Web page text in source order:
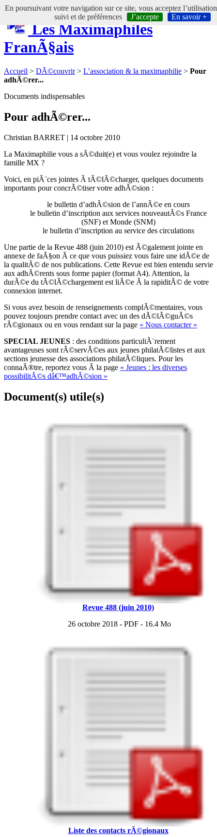
En poursuivant votre navigation sur ce site, vous acceptez
suivi et de préférences
J’accepte En savoir +
Les Maximaphiles
FranÃ§ais
Accueil > DÃ©couvrir> L’association & la maximaphilie > Pour
adhÃ©rer...
Documents indispensables
Pour adhÃ©rer...
Christian BARRET | 14 octobre 2010
La Maximaphilie vous a sÃ©duit(e) et vous voulez rejoindre la
famille MX ?
Voici, en piÃ¨ces jointes Ã tÃ©lÃ©charger, quelques documents
importants pour concrÃ©tiser votre adhÃ©sion :
le bulletin d’adhÃ©sion de l’annÃ©e en cours
le bulletin d’inscription aux services nouveautÃ©s France
(SNF) et Monde (SNM)
le bulletin d’inscription au service des circulations
Une partie de la Revue 488 (juin 2010) est Ã©galement jointe en
annexe de faÃ§on Ã ce que vous puissiez vous faire une idÃ©e de
la qualitÃ© de nos publications. Cette Revue est bien entendu servie
aux adhÃ©rents sous forme papier (format A4). Attention, la
durÃ©e du tÃ©lÃ©chargement est liÃ©e Ã la rapiditÃ© de votre
connexion internet.
Si vous avez besoin de renseignements complÃ©mentaires, vous
pouvez toujours prendre contact avec un des dÃ©lÃ©guÃ©s
rÃ©gionaux ou en vous rendant sur la page « Nous contacter »
SPECIAL JEUNES : des conditions particuliÃ¨rement
avantageuses sont rÃ©servÃ©es aux jeunes philatÃ©listes et aux
sections jeunesse des associations philatÃ©liques. Pour les
connaÃ®tre, reportez vous Ã la page « Jeunes : les diverses
possibilitÃ©s dâ€™adhÃ©sion »
Document(s) utile(s)
Revue 488 (juin 2010)
26 octobre 2018 - PDF- 16.4 Mo
Liste des contacts rÃ©gionaux